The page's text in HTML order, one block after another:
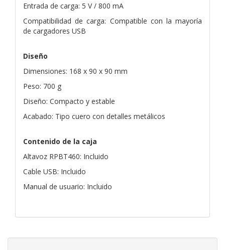
Entrada de carga: 5 V / 800 mA
Compatibilidad de carga: Compatible con la mayoría
de cargadores USB
Diseño
Dimensiones: 168 x 90 x 90 mm
Peso: 700 g
Diseño: Compacto y estable
Acabado: Tipo cuero con detalles metálicos
Contenido de la caja
Altavoz RPBT460: Incluido
Cable USB: Incluido
Manual de usuario: Incluido